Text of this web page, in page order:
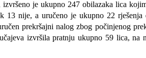
je ukupno 247 obilazaka lica
13 nije, a uručeno je ukupno 22
prekršajni nalog zbog počinjenog
izvršila pratnju ukupno 59 lica, na